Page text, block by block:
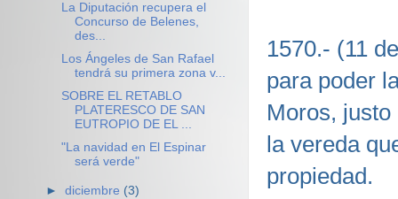
1570.- (11
para poder
Moros,
la vereda
propiedad.
La Diputación recupera el
Concurso de Belenes,
des...
Los Ángeles de San Rafael
tendrá su primera zona v...
SOBRE EL RETABLO
PLATERESCO DE SAN
EUTROPIO DE EL ...
"La navidad en El Espinar
será verde"
►diciembre (3)